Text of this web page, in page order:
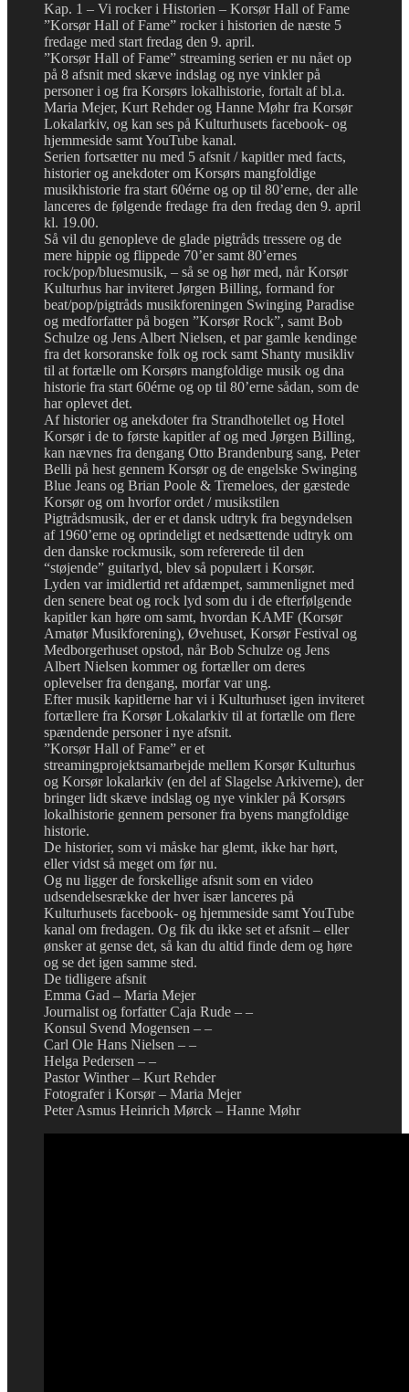
Kap. 1 – Vi rocker i Historien – Korsør Hall of Fame
”Korsør Hall of Fame” rocker i historien de næste 5
fredage med start fredag den 9. april.
”Korsør Hall of Fame” streaming serien er nu nået op
på 8 afsnit med skæve indslag og nye vinkler på
personer i og fra Korsørs lokalhistorie, fortalt af bl.a.
Maria Mejer, Kurt Rehder og Hanne Møhr fra Korsør
Lokalarkiv, og kan ses på Kulturhusets facebook- og
hjemmeside samt YouTube kanal.
Serien fortsætter nu med 5 afsnit / kapitler med facts,
historier og anekdoter om Korsørs mangfoldige
musikhistorie fra start 60érne og op til 80’erne, der alle
lanceres de følgende fredage fra den fredag den 9. april
kl. 19.00.
Så vil du genopleve de glade pigtråds tressere og de
mere hippie og flippede 70’er samt 80’ernes
rock/pop/bluesmusik, – så se og hør med, når Korsør
Kulturhus har inviteret Jørgen Billing, formand for
beat/pop/pigtråds musikforeningen Swinging Paradise
og medforfatter på bogen ”Korsør Rock”, samt Bob
Schulze og Jens Albert Nielsen, et par gamle kendinge
fra det korsoranske folk og rock samt Shanty musikliv
til at fortælle om Korsørs mangfoldige musik og dna
historie fra start 60érne og op til 80’erne sådan, som de
har oplevet det.
Af historier og anekdoter fra Strandhotellet og Hotel
Korsør i de to første kapitler af og med Jørgen Billing,
kan nævnes fra dengang Otto Brandenburg sang, Peter
Belli på hest gennem Korsør og de engelske Swinging
Blue Jeans og Brian Poole & Tremeloes, der gæstede
Korsør og om hvorfor ordet / musikstilen
Pigtrådsmusik, der er et dansk udtryk fra begyndelsen
af 1960’erne og oprindeligt et nedsættende udtryk om
den danske rockmusik, som refererede til den
“støjende” guitarlyd, blev så populært i Korsør.
Lyden var imidlertid ret afdæmpet, sammenlignet med
den senere beat og rock lyd som du i de efterfølgende
kapitler kan høre om samt, hvordan KAMF (Korsør
Amatør Musikforening), Øvehuset, Korsør Festival og
Medborgerhuset opstod, når Bob Schulze og Jens
Albert Nielsen kommer og fortæller om deres
oplevelser fra dengang, morfar var ung.
Efter musik kapitlerne har vi i Kulturhuset igen inviteret
fortællere fra Korsør Lokalarkiv til at fortælle om flere
spændende personer i nye afsnit.
”Korsør Hall of Fame” er et
streamingprojektsamarbejde mellem Korsør Kulturhus
og Korsør lokalarkiv (en del af Slagelse Arkiverne), der
bringer lidt skæve indslag og nye vinkler på Korsørs
lokalhistorie gennem personer fra byens mangfoldige
historie.
De historier, som vi måske har glemt, ikke har hørt,
eller vidst så meget om før nu.
Og nu ligger de forskellige afsnit som en video
udsendelsesrække der hver især lanceres på
Kulturhusets facebook- og hjemmeside samt YouTube
kanal om fredagen. Og fik du ikke set et afsnit – eller
ønsker at gense det, så kan du altid finde dem og høre
og se det igen samme sted.
De tidligere afsnit
Emma Gad – Maria Mejer
Journalist og forfatter Caja Rude – –
Konsul Svend Mogensen – –
Carl Ole Hans Nielsen – –
Helga Pedersen – –
Pastor Winther – Kurt Rehder
Fotografer i Korsør – Maria Mejer
Peter Asmus Heinrich Mørck – Hanne Møhr